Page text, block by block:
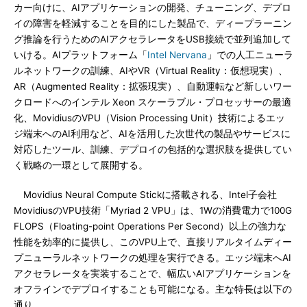
カー向けに、AIアプリケーションの開発、チューニング、デプロ
イの障害を軽減することを目的にした製品で、ディープラーニン
グ推論を行うためのAIアクセラレータをUSB接続で並列追加して
いける。AIプラットフォーム「Intel Nervana 」での人工ニューラ
ルネットワークの訓練、AIやVR（Virtual Reality：仮想現実）、
AR（Augmented Reality：拡張現実）、自動運転など新しいワー
クロードへのインテル Xeon スケーラブル・プロセッサーの最適
化、MovidiusのVPU（Vision Processing Unit）技術によるエッ
ジ端末へのAI利用など、AIを活用した次世代の製品やサービスに
対応したツール、訓練、デプロイの包括的な選択肢を提供してい
く戦略の一環として展開する。
Movidius Neural Compute Stickに搭載される、Intel子会社
MovidiusのVPU技術「Myriad 2 VPU」は、1Wの消費電力で100G
FLOPS（Floating-point Operations Per Second）以上の強力な
性能を効率的に提供し、このVPU上で、直接リアルタイムディー
プニューラルネットワークの処理を実行できる。エッジ端末へAI
アクセラレータを実装することで、幅広いAIアプリケーションを
オフラインでデプロイすることも可能になる。主な特長は以下の